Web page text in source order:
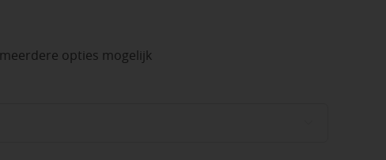
meerdere opties mogelijk